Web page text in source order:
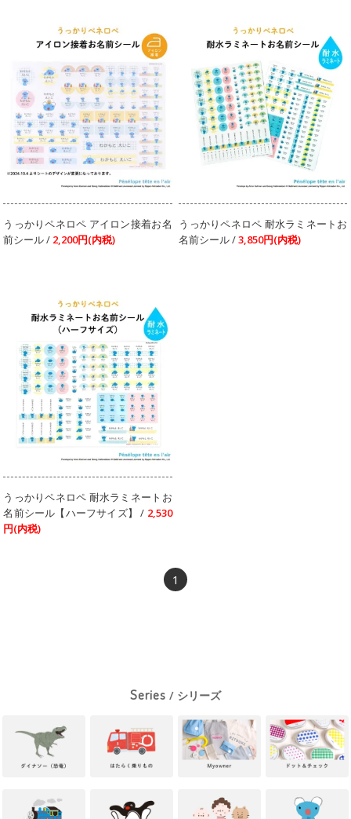
うっかりペネロペ アイロン接着お名
前シール / 2,200円(内税)
うっかりペネロペ 耐水ラミネートお
名前シール /3,850円(内税)
うっかりペネロペ 耐水ラミネートお
名前シール【ハーフサイズ】 / 2,530
円(内税)
1
Series / シリーズ